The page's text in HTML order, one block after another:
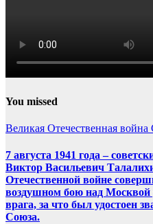
You missed
Великая Отечественная война
7 августа 1941 года –
Виктор Васильевич
Отечественной войне
воздушном бою над
врага, за что был удостоен
Союза.